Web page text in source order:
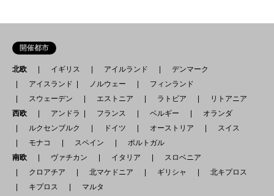
開催都市
北欧 イギリス アイルランド
デンマーク
アイスランド
ノルウェー
フィンランド
スウェーデン
エストニア ラトビア
リトアニア
西欧
アンドラ フランス ベルギー
オランダ
ルクセンブルク
ドイツ オーストリア
スイス
モナコ
スペイン
ポルトガル
南欧
ヴァチカン イタリア
スロベニア
クロアチア
北マケドニア ギリシャ
北キプロス
キプロス
マルタ